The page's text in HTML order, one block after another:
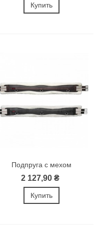
Купить
Подпруга с мехом
2 127,90 ₴
Купить